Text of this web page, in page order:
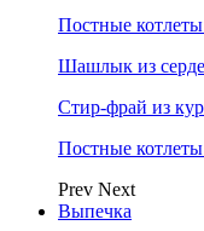
Постные
Шашлык из
Стир-фрай из
Постные
Prev Next
Выпечка